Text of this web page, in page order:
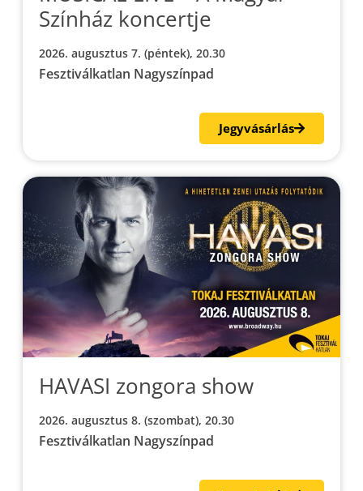
Színház koncertje
2026. augusztus 7. (péntek), 20.30
Fesztiválkatlan Nagyszínpad
Jegyvásárlás
HAVASI zongora show
2026. augusztus 8. (szombat), 20.30
Fesztiválkatlan Nagyszínpad